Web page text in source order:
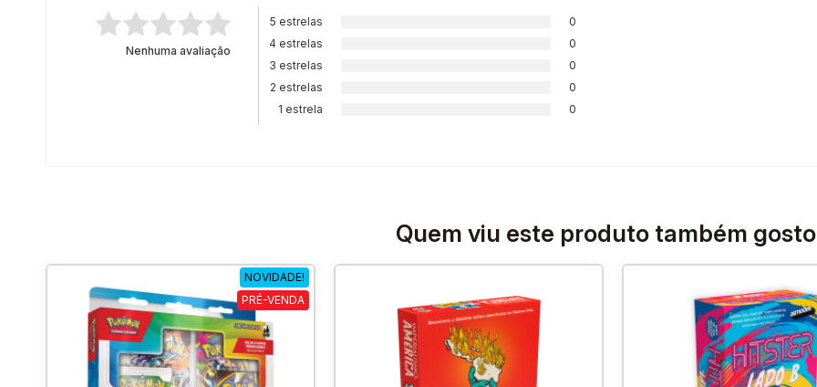
Nenhuma avaliação
5 estrelas
0
4 estrelas
0
3 estrelas
0
2 estrelas
0
1 estrela
0
Quem viu este produto também
NOVIDADE!
PRÉ-VENDA